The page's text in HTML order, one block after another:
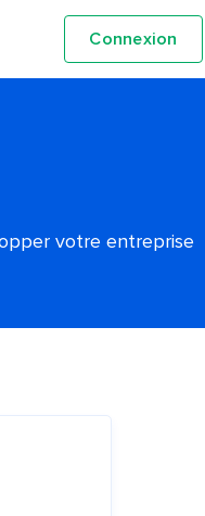
Connexion
votre entreprise